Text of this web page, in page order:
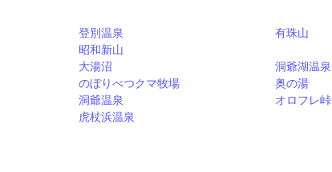
登別温泉
有珠山
昭和新山
大湯沼
洞爺湖温泉
のぼりべつクマ牧場
奥の湯
洞爺温泉
オロフレ峠
虎杖浜温泉